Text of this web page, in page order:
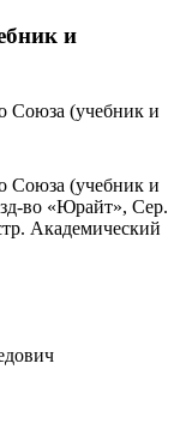
и
Союза (учебник и
Союза (учебник и
во «Юрайт», Сер.
Академический